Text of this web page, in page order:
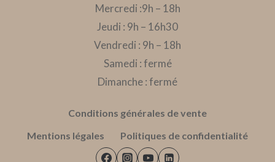
Mercredi :9h – 18h
Jeudi : 9h – 16h30
Vendredi : 9h – 18h
Samedi : fermé
Dimanche : fermé
Conditions générales de vente
Mentions légales
Politiques de confidentialité